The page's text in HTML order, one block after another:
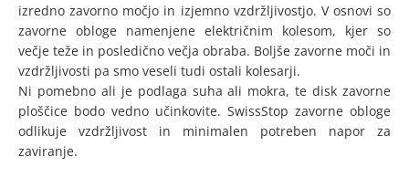
izredno zavorno močjo in izjemno vzdržljivostjo. V osnovi so
zavorne obloge namenjene električnim kolesom, kjer so
večje teže in posledično večja obraba. Boljše zavorne moči in
vzdržljivosti pa smo veseli tudi ostali kolesarji.
Ni pomebno ali je podlaga suha ali mokra, te disk zavorne
ploščice bodo vedno učinkovite. SwissStop zavorne obloge
odlikuje vzdržljivost in minimalen potreben napor za
zaviranje.